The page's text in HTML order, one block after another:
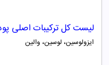
لیست کل ترکیبات اصلی
ایزولوسین، لوسین، والین